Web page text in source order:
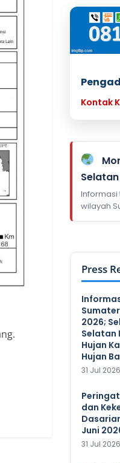
Kontak
Selatan
Informasi
wilayah
Press
2026;
Selatan
Hujan
Hujan
31 Jul 2026
dan
Juni
31 Jul 2026